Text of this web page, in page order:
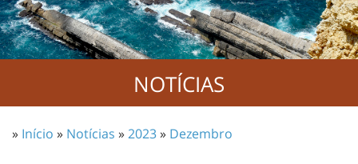
NOTÍCIAS
» Início » Notícias »2023» Dezembro